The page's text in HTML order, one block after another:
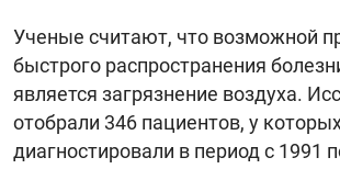
Ученые считают, что возможной
быстрого распространения
является загрязнение воздуха.
отобрали 346 пациентов, у
диагностировали в период с 1991